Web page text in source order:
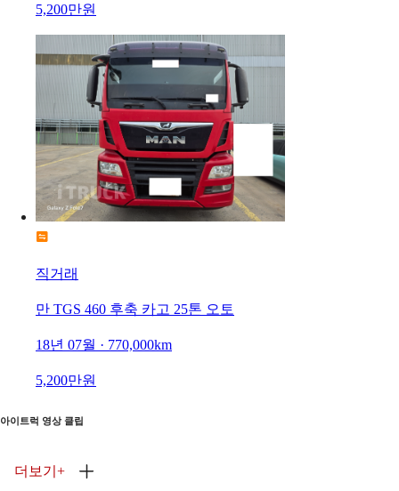
5,200만원
직거래
만 TGS 460 후축 카고 25톤 오토
18년 07월 · 770,000km
5,200만원
아이트럭 영상 클립
더보기 +